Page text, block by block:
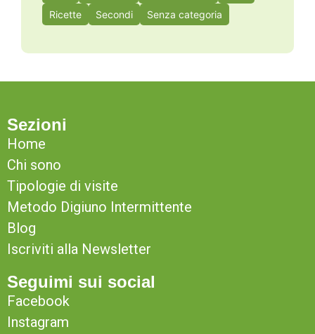
Ricette
Secondi Senza categoria
Sezioni
Home
Chi sono
Tipologie di visite
Metodo Digiuno Intermittente
Blog
Iscriviti alla Newsletter
Seguimi sui social
Facebook
Instagram